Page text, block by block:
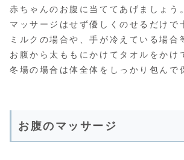
赤ちゃんのお腹に当ててあげましょう
マッサージはせず優しくのせるだけで
ミルクの場合や、手が冷えている場合
お腹から太ももにかけてタオルをかけ
冬場の場合は体全体をしっかり包んで
お腹のマッサージ